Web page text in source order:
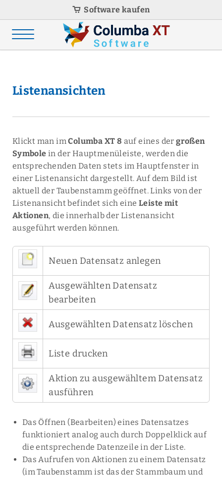
Software kaufen
Listenansichten
Klickt man imColumba XT 8 auf eines dergroßen
Symbole in der Hauptmenüleiste, werden die
entsprechenden Daten stets im Hauptfenster in
einer Listenansicht dargestellt. Auf dem Bild ist
aktuell der Taubenstamm geöffnet. Links von der
Listenansicht befindet sich eineLeiste mit
Aktionen, die innerhalb der Listenansicht
ausgeführt werden können.
Neuen Datensatz anlegen
Ausgewählten Datensatz
bearbeiten
Ausgewählten Datensatz löschen
Liste drucken
Aktion zu ausgewähltem Datensatz
ausführen
Das Öffnen (Bearbeiten) eines Datensatzes
funktioniert analog auch durch Doppelklick auf
die entsprechende Datenzeile in der Liste.
Das Aufrufen von Aktionen zu einem Datensatz
(im Taubenstamm ist das der Stammbaum und